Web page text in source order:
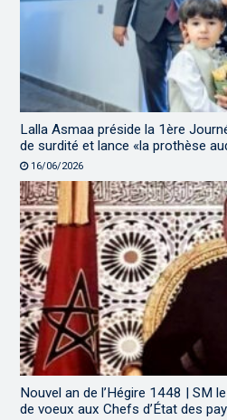
Lalla Asmaa préside la 1ère
de surdité et lance «la prothèse
16/06/2026
Nouvel an de l’Hégire 1448 | SM
de voeux aux Chefs d’État des